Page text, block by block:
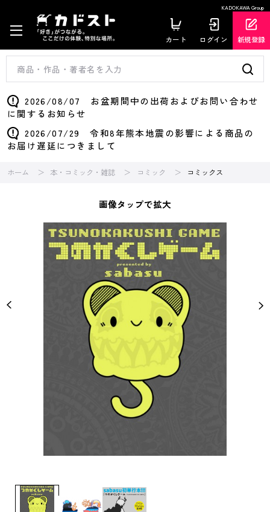
KADOKAWA Group
カート ログイン 新規登録
2026/08/07 お盆期間中の出荷およびお問い合わせ
に関するお知らせ
2026/07/29 令和8年熊本地震の影響による商品の
お届け遅延につきまして
ホーム 本・コミック・雑誌 コミック コミックス
画像タップで拡大